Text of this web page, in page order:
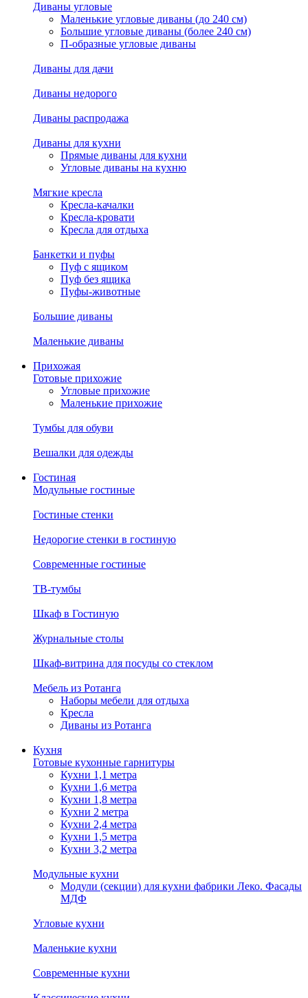
Диваны угловые
Маленькие угловые диваны (до 240 см)
Большие угловые диваны (более 240 см)
П-образные угловые диваны
Диваны для дачи
Диваны недорого
Диваны распродажа
Диваны для кухни
Прямые диваны для кухни
Угловые диваны на кухню
Мягкие кресла
Кресла-качалки
Кресла-кровати
Кресла для отдыха
Банкетки и пуфы
Пуф с ящиком
Пуф без ящика
Пуфы-животные
Большие диваны
Маленькие диваны
Прихожая
Готовые прихожие
Угловые прихожие
Маленькие прихожие
Тумбы для обуви
Вешалки для одежды
Гостиная
Модульные гостиные
Гостиные стенки
Недорогие стенки в гостиную
Современные гостиные
ТВ-тумбы
Шкаф в Гостиную
Журнальные столы
Шкаф-витрина для посуды со стеклом
Мебель из Ротанга
Наборы мебели для отдыха
Кресла
Диваны из Ротанга
Кухня
Готовые кухонные гарнитуры
Кухни 1,1 метра
Кухни 1,6 метра
Кухни 1,8 метра
Кухни 2 метра
Кухни 2,4 метра
Кухни 1,5 метра
Кухни 3,2 метра
Модульные кухни
Модули (секции) для кухни фабрики Леко. Фасады
МДФ
Угловые кухни
Маленькие кухни
Современные кухни